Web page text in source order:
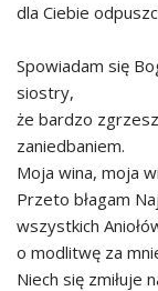
dla Ciebie
Spowiadam się
siostry,
że bardzo
zaniedbaniem.
Moja wina, moja
Przeto błagam
wszystkich
o modlitwę za
Niech się zmiłuje